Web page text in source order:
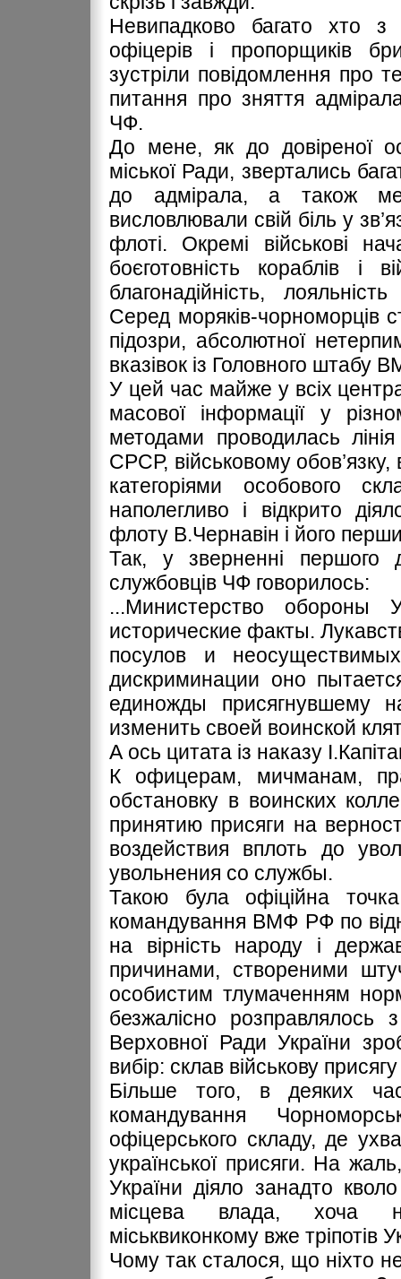
Невипадково багато хто з
офіцерів і пропорщиків
зустріли повідомлення про
питання про зняття
ЧФ.
До мене, як до довіреної
міської Ради, звертались
до адмірала, а також
висловлювали свій біль у
флоті. Окремі військові
боєготовність кораблів і
благонадійність,
Серед моряків-чорноморців
підозри, абсолютної
вказівок із Головного штабу
У цей час майже у всіх
масової інформації у
методами проводилась лінія
СРСР, військовому
категоріями особового
наполегливо і відкрито
флоту В.Чернавін і його
Так, у зверненні першого
службовців ЧФ говорилось:
...Министерство обороны
исторические факты.
посулов и
дискриминации оно
единожды присягнувшему
изменить своей воинской
А ось цитата із наказу
К офицерам, мичманам,
обстановку в воинских
принятию присяги на
воздействия вплоть до
увольнения со службы.
Такою була офіційна
командування ВМФ РФ по
на вірність народу і
причинами, створеними
особистим тлумаченням
безжалісно
Верховної Ради України
вибір: склав військову
Більше того, в деяких
командування
офіцерського складу, де
української присяги. На
України діяло занадто
місцева влада, хоча
міськвиконкому вже тріпотів
Чому так сталося, що ніхто